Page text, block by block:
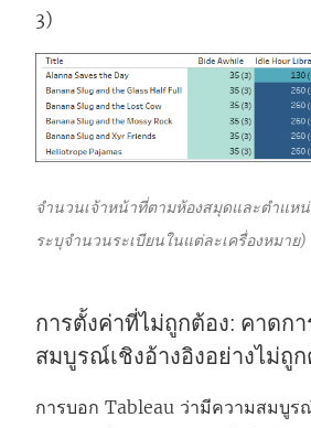
ต่
ง
ม่
)
3)
จำนวนเจ้าหน้าที่ตามห้องสมุดและตำแหน่
ระบุจำนวนระเบียนในแต่ละเครื่องหมาย)
การตั้งค่าที่ไม่ถูกต้อง: คาดก
สมบูรณ์เชิงอ้างอิงอย่างไม่ถูก
การบอก Tableau ว่ามีความสมบูร